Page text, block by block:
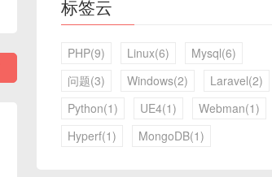
标签云
PHP(9) Linux(6)
Mysql(6)
问题(3)
Windows(2)
Laravel(2)
Python(1)
UE4(1)
Webman(1)
Hyperf(1)
MongoDB(1)